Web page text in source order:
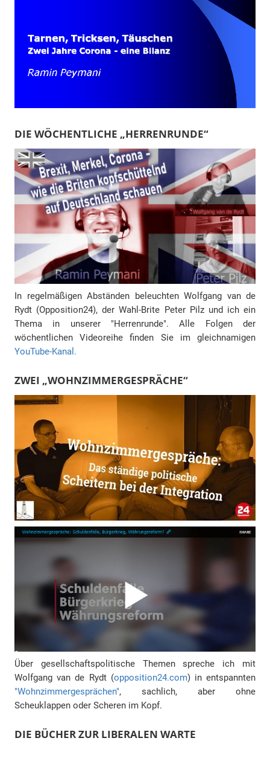
DIE WÖCHENTLICHE „HERRENRUNDE“
In regelmäßigen Abständen beleuchten Wolfgang van de
Rydt (Opposition24), der Wahl-Brite Peter Pilz und ich ein
Thema in unserer "Herrenrunde". Alle Folgen der
wöchentlichen Videoreihe finden Sie im gleichnamigen
YouTube-Kanal.
ZWEI „WOHNZIMMERGESPRÄCHE“
Über gesellschaftspolitische Themen spreche ich mit
Wolfgang van de Rydt (opposition24.com) in entspannten
"Wohnzimmergesprächen", sachlich, aber ohne
Scheuklappen oder Scheren im Kopf.
DIE BÜCHER ZUR LIBERALEN WARTE